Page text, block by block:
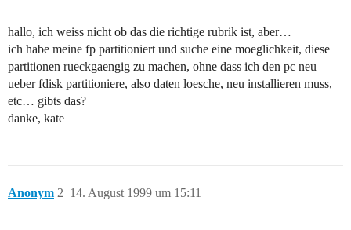
hallo, ich weiss nicht ob das die richtige rubrik ist, aber…
ich habe meine fp partitioniert und suche eine moeglichkeit, diese
partitionen rueckgaengig zu machen, ohne dass ich den pc neu
ueber fdisk partitioniere, also daten loesche, neu installieren muss,
etc… gibts das?
danke, kate
Anonym 14. August 1999 um 15:11
2